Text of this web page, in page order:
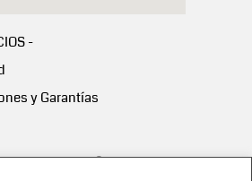
-
y Garantías
y paga en 3 cuotas